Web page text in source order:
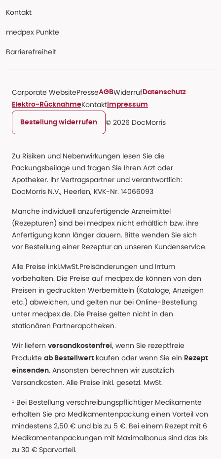
Kontakt
medpex Punkte
Barrierefreiheit
Corporate WebsitePresseAGBWiderruf Datenschutz
Elektro-RücknahmeKontakt Impressum
Bestellung widerrufen © 2026 DocMorris
Zu Risiken und Nebenwirkungen lesen Sie die
Packungsbeilage und fragen Sie Ihren Arzt oder
Apotheker. Ihr Vertragspartner und verantwortlich:
DocMorris N.V., Heerlen, KVK-Nr. 14066093
Manche individuell anzufertigende Arzneimittel
(Rezepturen) sind bei medpex nicht erhältlich bzw. ihre
Anfertigung kann länger dauern. Bitte wenden Sie sich
vor Bestellung einer Rezeptur an unseren Kundenservice.
Alle Preise inkl.MwSt.Preisänderungen und Irrtum
vorbehalten. Die Preise auf medpex.de können von den
Preisen in gedruckten Werbemitteln (Kataloge, Anzeigen
etc.) abweichen, und gelten nur bei Online-Bestellung
unter medpex.de. Die Preise gelten nicht in den
stationären Partnerapotheken.
Wir liefern versandkostenfrei, wenn Sie rezeptfreie
Produkte ab Bestellwert kaufen oder wenn Sie ein Rezept
einsenden. Ansonsten berechnen wir zusätzlich
Versandkosten. Alle Preise Inkl. gesetzl. MwSt.
¹ Bei Bestellung verschreibungspflichtiger Medikamente
erhalten Sie pro Medikamentenpackung einen Vorteil von
mindestens 2,50 € und bis zu 5 €. Bei einem Rezept mit 6
Medikamentenpackungen mit Maximalbonus sind das bis
zu 30 € Sparvorteil.